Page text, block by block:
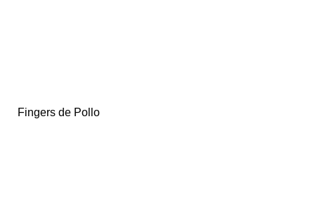
Fingers de Pollo